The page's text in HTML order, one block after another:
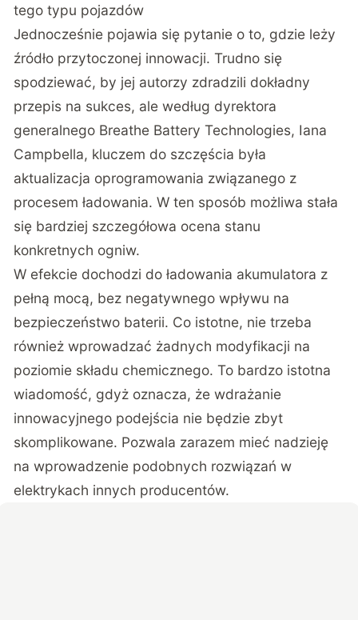
tego typu pojazdów
Jednocześnie pojawia się pytanie o to, gdzie leży
źródło przytoczonej innowacji. Trudno się
spodziewać, by jej autorzy zdradzili dokładny
przepis na sukces, ale według dyrektora
generalnego Breathe Battery Technologies, Iana
Campbella, kluczem do szczęścia była
aktualizacja oprogramowania związanego z
procesem ładowania. W ten sposób możliwa stała
się bardziej szczegółowa ocena stanu
konkretnych ogniw.
W efekcie dochodzi do ładowania akumulatora z
pełną mocą, bez negatywnego wpływu na
bezpieczeństwo baterii. Co istotne, nie trzeba
również wprowadzać żadnych modyfikacji na
poziomie składu chemicznego. To bardzo istotna
wiadomość, gdyż oznacza, że wdrażanie
innowacyjnego podejścia nie będzie zbyt
skomplikowane. Pozwala zarazem mieć nadzieję
na wprowadzenie podobnych rozwiązań w
elektrykach innych producentów.